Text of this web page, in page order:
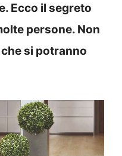
Ecco il segreto
persone. Non
si potranno